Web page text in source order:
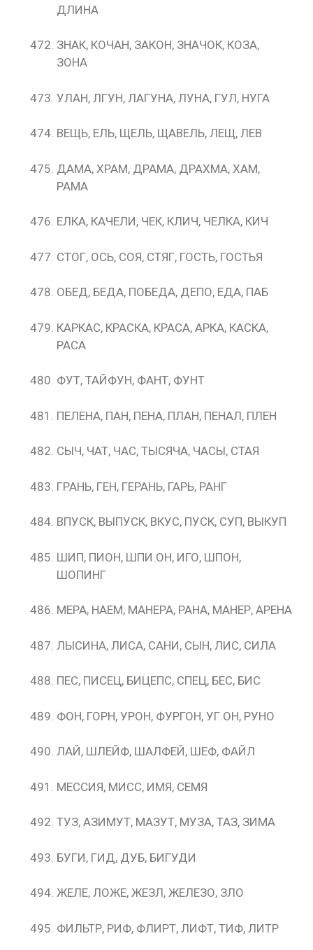
ДЛИНА
ЗНАК, КОЧАН, ЗАКОН, ЗНАЧОК, КОЗА,
ЗОНА
УЛАН, ЛГУН, ЛАГУНА, ЛУНА, ГУЛ, НУГА
ВЕЩЬ, ЕЛЬ, ЩЕЛЬ, ЩАВЕЛЬ, ЛЕЩ, ЛЕВ
ДАМА, ХРАМ, ДРАМА, ДРАХМА, ХАМ,
РАМА
ЕЛКА, КАЧЕЛИ, ЧЕК, КЛИЧ, ЧЕЛКА, КИЧ
СТОГ, ОСЬ, СОЯ, СТЯГ, ГОСТЬ, ГОСТЬЯ
ОБЕД, БЕДА, ПОБЕДА, ДЕПО, ЕДА, ПАБ
КАРКАС, КРАСКА, КРАСА, АРКА, КАСКА,
РАСА
ФУТ, ТАЙФУН, ФАНТ, ФУНТ
ПЕЛЕНА, ПАН, ПЕНА, ПЛАН, ПЕНАЛ, ПЛЕН
СЫЧ, ЧАТ, ЧАС, ТЫСЯЧА, ЧАСЫ, СТАЯ
ГРАНЬ, ГЕН, ГЕРАНЬ, ГАРЬ, РАНГ
ВПУСК, ВЫПУСК, ВКУС, ПУСК, СУП, ВЫКУП
ШИП, ПИОН, ШПИ.ОН, ИГО, ШПОН,
ШОПИНГ
МЕРА, НАЕМ, МАНЕРА, РАНА, МАНЕР, АРЕНА
ЛЫСИНА, ЛИСА, САНИ, СЫН, ЛИС, СИЛА
ПЕС, ПИСЕЦ, БИЦЕПС, СПЕЦ, БЕС, БИС
ФОН, ГОРН, УРОН, ФУРГОН, УГ.ОН, РУНО
ЛАЙ, ШЛЕЙФ, ШАЛФЕЙ, ШЕФ, ФАЙЛ
МЕССИЯ, МИСС, ИМЯ, СЕМЯ
ТУЗ, АЗИМУТ, МАЗУТ, МУЗА, ТАЗ, ЗИМА
БУГИ, ГИД, ДУБ, БИГУДИ
ЖЕЛЕ, ЛОЖЕ, ЖЕЗЛ, ЖЕЛЕЗО, ЗЛО
ФИЛЬТР, РИФ, ФЛИРТ, ЛИФТ, ТИФ, ЛИТР